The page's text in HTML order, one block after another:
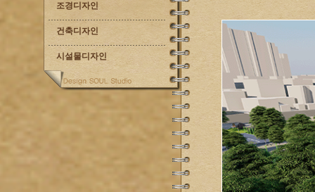
조경디자인
건축디자인
시설물디자인